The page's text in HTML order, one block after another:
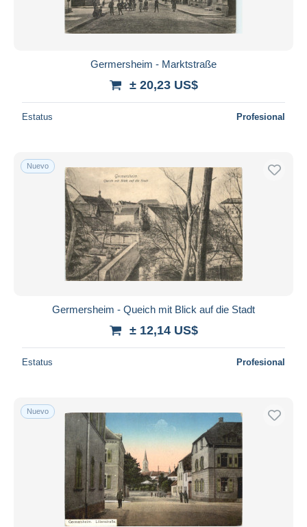
Germersheim - Marktstraße
± 20,23 US$
Estatus Profesional
Nuevo
Germersheim - Queich mit Blick auf die Stadt
± 12,14 US$
Estatus Profesional
Nuevo